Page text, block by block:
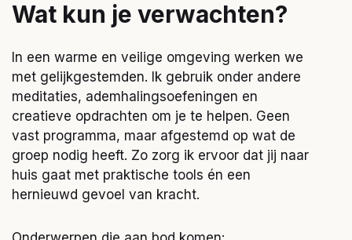
Wat kun je verwachten?
In een warme en veilige omgeving werken we
met gelijkgestemden. Ik gebruik onder andere
meditaties, ademhalingsoefeningen en
creatieve opdrachten om je te helpen. Geen
vast programma, maar afgestemd op wat de
groep nodig heeft. Zo zorg ik ervoor dat jij naar
huis gaat met praktische tools én een
hernieuwd gevoel van kracht.